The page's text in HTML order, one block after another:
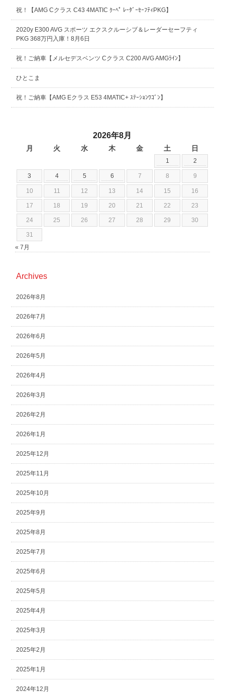
祝！【AMG Cクラス C43 4MATIC ｸｰﾍﾟ ﾚｰﾀﾞｰｾｰﾌﾃｨPKG】
2020y E300 AVG スポーツ エクスクルーシブ＆レーダーセーフティ
PKG 368万円入庫！8月6日
祝！ご納車【メルセデスベンツ Cクラス C200 AVG AMGﾗｲﾝ】
ひとこま
祝！ご納車【AMG Eクラス E53 4MATIC+ ｽﾃｰｼｮﾝﾜｺﾞﾝ】
2026年8月
月 火 水 木 金 土 日
1 2
3 4 5 6 7 8 9
10 11 12 13 14 15 16
17 18 19 20 21 22 23
24 25 26 27 28 29 30
31
« 7月
Archives
2026年8月
2026年7月
2026年6月
2026年5月
2026年4月
2026年3月
2026年2月
2026年1月
2025年12月
2025年11月
2025年10月
2025年9月
2025年8月
2025年7月
2025年6月
2025年5月
2025年4月
2025年3月
2025年2月
2025年1月
2024年12月